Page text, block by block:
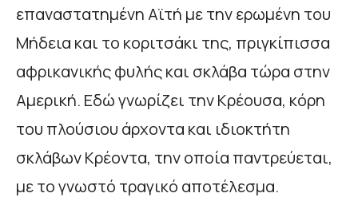
επαναστατημένη Αϊτή με την ερωμένη του
Μήδεια και το κοριτσάκι της, πριγκίπισσα
αφρικανικής φυλής και σκλάβα τώρα στην
Αμερική. Εδώ γνωρίζει την Κρέουσα, κόρη
του πλούσιου άρχοντα και ιδιοκτήτη
σκλάβων Κρέοντα, την οποία παντρεύεται,
με το γνωστό τραγικό αποτέλεσμα.